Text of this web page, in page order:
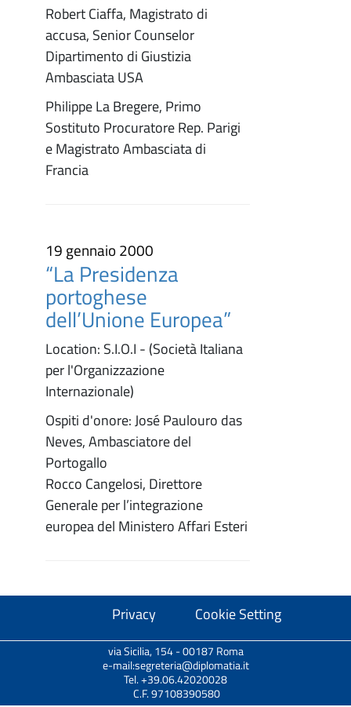
Robert Ciaffa, Magistrato di
accusa, Senior Counselor
Dipartimento di Giustizia
Ambasciata USA
Philippe La Bregere, Primo
Sostituto Procuratore Rep. Parigi
e Magistrato Ambasciata di
Francia
19 gennaio 2000
“La Presidenza
portoghese
dell’Unione Europea”
Location: S.I.O.I - (Società Italiana
per l'Organizzazione
Internazionale)
Ospiti d'onore: José Paulouro das
Neves, Ambasciatore del
Portogallo
Rocco Cangelosi, Direttore
Generale per l’integrazione
europea del Ministero Affari Esteri
Privacy Cookie Setting
via Sicilia, 154 - 00187 Roma
e-mail:segreteria@diplomatia.it
Tel. +39.06.42020028
C.F. 97108390580